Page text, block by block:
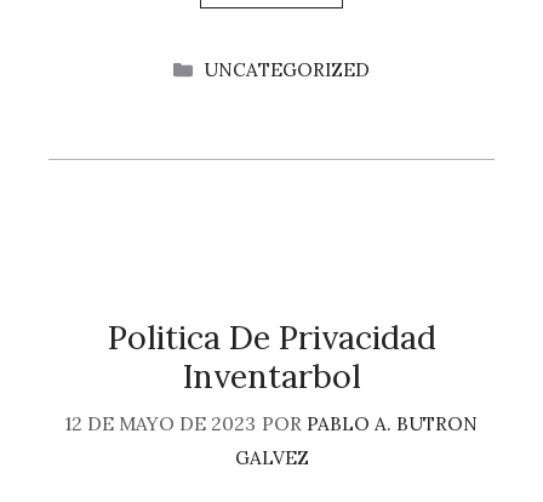
CATEGORÍAS
UNCATEGORIZED
Politica De Privacidad
Inventarbol
12 DE MAYO DE 2023 POR PABLO A. BUTRON
GALVEZ